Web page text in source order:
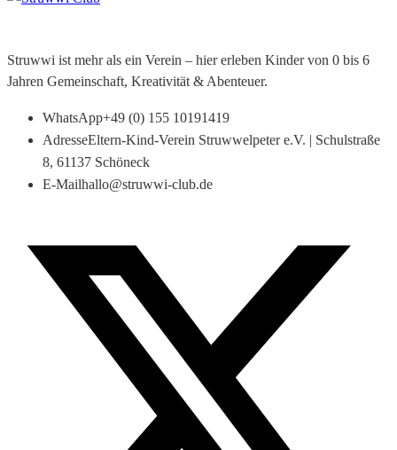
Struwwi ist mehr als ein Verein – hier erleben Kinder von 0 bis 6
Jahren Gemeinschaft, Kreativität & Abenteuer.
WhatsApp+49 (0) 155 10191419
AdresseEltern-Kind-Verein Struwwelpeter e.V. | Schulstraße
8, 61137 Schöneck
E-Mailhallo@struwwi-club.de